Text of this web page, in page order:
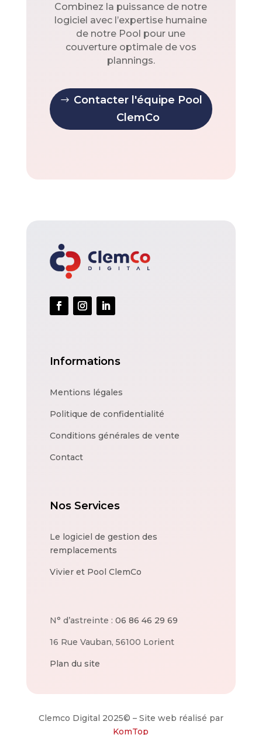
Combinez la puissance de notre
logiciel avec l’expertise humaine
de notre Pool pour une
couverture optimale de vos
plannings.
Contacter l'équipe Pool
ClemCo
Informations
Mentions légales
Politique de confidentialité
Conditions générales de vente
Contact
Nos Services
Le logiciel de gestion des
remplacements
Vivier et Pool ClemCo
N° d’astreinte : 06 86 46 29 69
16 Rue Vauban, 56100 Lorient
Plan du site
Clemco Digital 2025© – Site web réalisé par
KomTop